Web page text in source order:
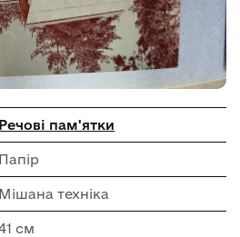
Речові пам'ятки
Папір
Мішана техніка
см